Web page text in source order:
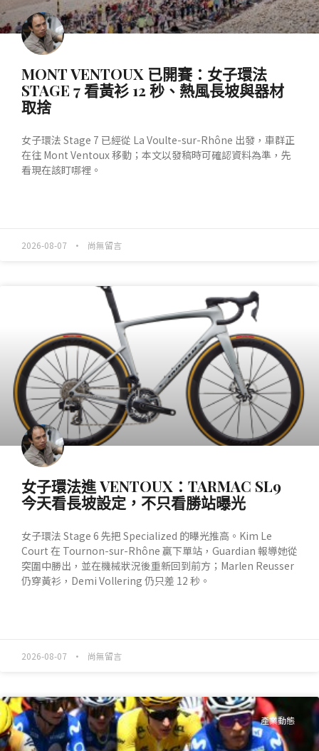
MONT VENTOUX 已開賽：女子環法
STAGE 7 看黃衫 12 秒、熱風長坡與器材
取捨
女子環法 Stage 7 已經從 La Voulte-sur-Rhône 出發，車群正
在往 Mont Ventoux 移動；本文以發稿時可確認資料為準，先
看現在該盯哪裡。
2026-08-07 尚無留言
女子環法進 VENTOUX：TARMAC SL9
今天看長坡設定，不只看勝站曝光
女子環法 Stage 6 先把 Specialized 的曝光推高。Kim Le
Court 在 Tournon-sur-Rhône 贏下單站，Guardian 報導她從
突圍中勝出，並在機械狀況後重新回到前方；Marlen Reusser
仍穿黃衫，Demi Vollering 仍只差 12 秒。
2026-08-07 尚無留言
產業動態